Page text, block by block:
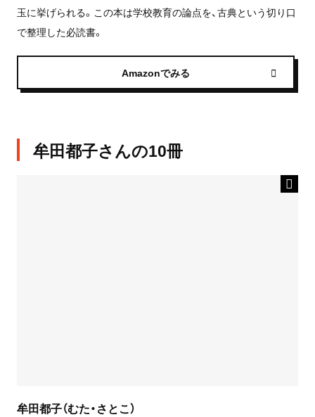
玉に挙げられる。この本は学校教育の論点を、古典という切り口
で整理した必読書。
Amazonでみる
牟田都子さんの10冊
牟田都子（むた・さとこ）